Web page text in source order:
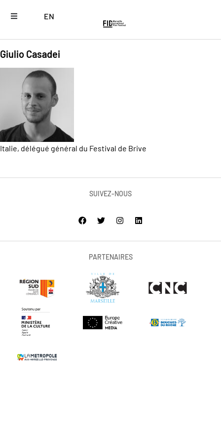
EN
Giulio Casadei
Italie, délégué général du Festival de Brive
SUIVEZ-NOUS
PARTENAIRES